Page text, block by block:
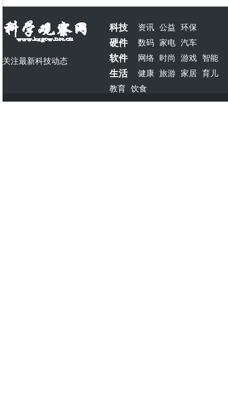
关注最新科技动态
科技 资讯 公益 环保
硬件 数码 家电 汽车
软件 网络 时尚 游戏 智能
生活 健康 旅游 家居 育儿
教育 饮食